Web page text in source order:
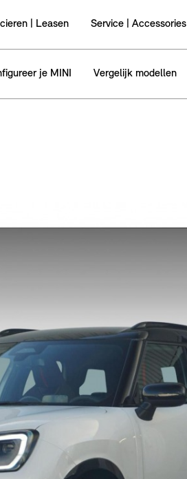
| Leasen Service | Accessories
je MINI Vergelijk modellen